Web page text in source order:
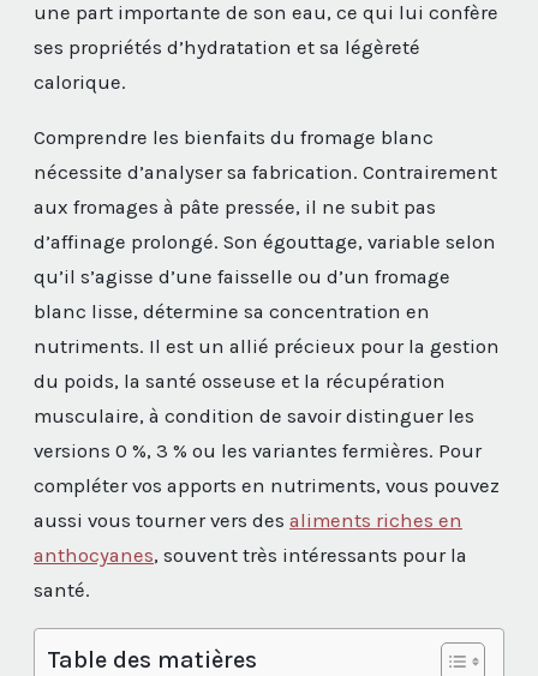
une part importante de son eau, ce qui lui confère
ses propriétés d’hydratation et sa légèreté
calorique.
Comprendre les bienfaits du fromage blanc
nécessite d’analyser sa fabrication. Contrairement
aux fromages à pâte pressée, il ne subit pas
d’affinage prolongé. Son égouttage, variable selon
qu’il s’agisse d’une faisselle ou d’un fromage
blanc lisse, détermine sa concentration en
nutriments. Il est un allié précieux pour la gestion
du poids, la santé osseuse et la récupération
musculaire, à condition de savoir distinguer les
versions 0 %, 3 % ou les variantes fermières. Pour
compléter vos apports en nutriments, vous pouvez
aussi vous tourner vers des aliments riches en
anthocyanes, souvent très intéressants pour la
santé.
Table des matières